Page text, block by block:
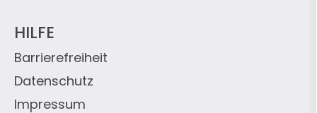
HILFE
Impressum
Datenschutz
Barrierefreiheit